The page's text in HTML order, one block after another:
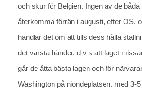
och skur för Belgien. Ingen av de båda
återkomma förrän i augusti, efter OS,
handlar det om att tills dess hålla
det värsta händer, d v s att laget
går de åtta bästa lagen och för
Washington på niondeplatsen, med 3-